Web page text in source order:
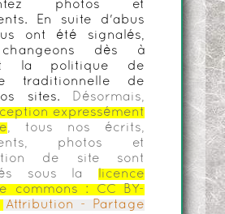
photos et
En suite d'abus
ont été signalés,
dès à
la politique de
traditionnelle de
sites.
Désormais,
expressément
, tous nos écrits,
photos et
de site sont
sous la
licence
commons :
CC BY-
Attribution - Partage